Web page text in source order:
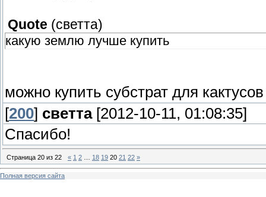
Quote (светта)
какую землю лучше купить
можно купить субстрат для
[200] светта[2012-10-11, 01:08:35]
Спасибо!
Страница 20 из 22 « 1 2 18 19 20 21 22 »
Полная версия сайта